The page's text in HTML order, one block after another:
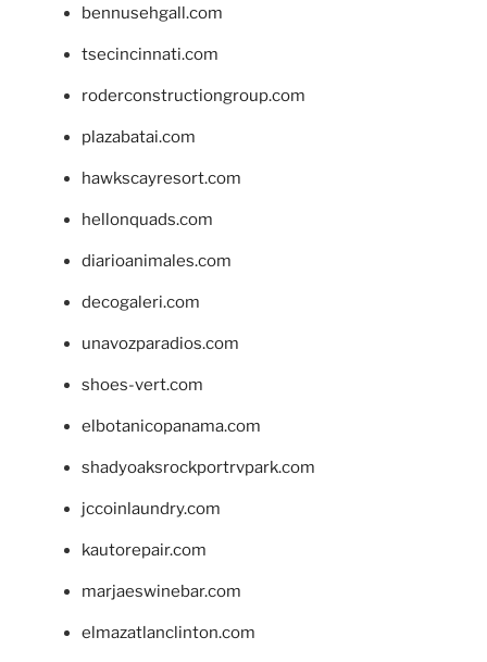
bennusehgall.com
tsecincinnati.com
roderconstructiongroup.com
plazabatai.com
hawkscayresort.com
hellonquads.com
diarioanimales.com
decogaleri.com
unavozparadios.com
shoes-vert.com
elbotanicopanama.com
shadyoaksrockportrvpark.com
jccoinlaundry.com
kautorepair.com
marjaeswinebar.com
elmazatlanclinton.com